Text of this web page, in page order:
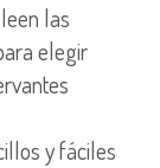
las
elegir
y fáciles